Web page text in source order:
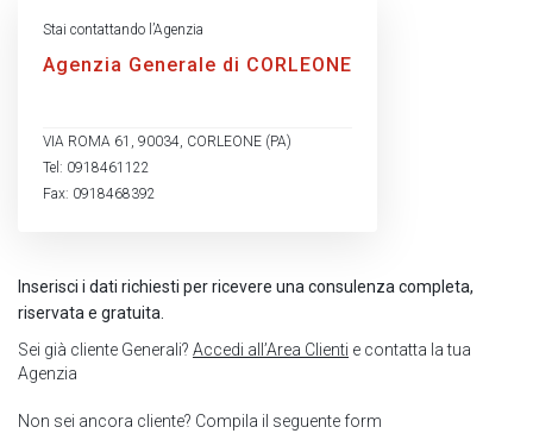
Inserisci i dati richiesti per ricevere una consulenza completa,
riservata e gratuita.
Sei già cliente Generali? Accedi all’Area Clienti e contatta la tua
Agenzia
Non sei ancora cliente? Compila il seguente form
Stai contattando l’Agenzia
Agenzia Generale di CORLEONE
VIA ROMA 61, 90034, CORLEONE (PA)
Tel: 0918461122
Fax: 0918468392